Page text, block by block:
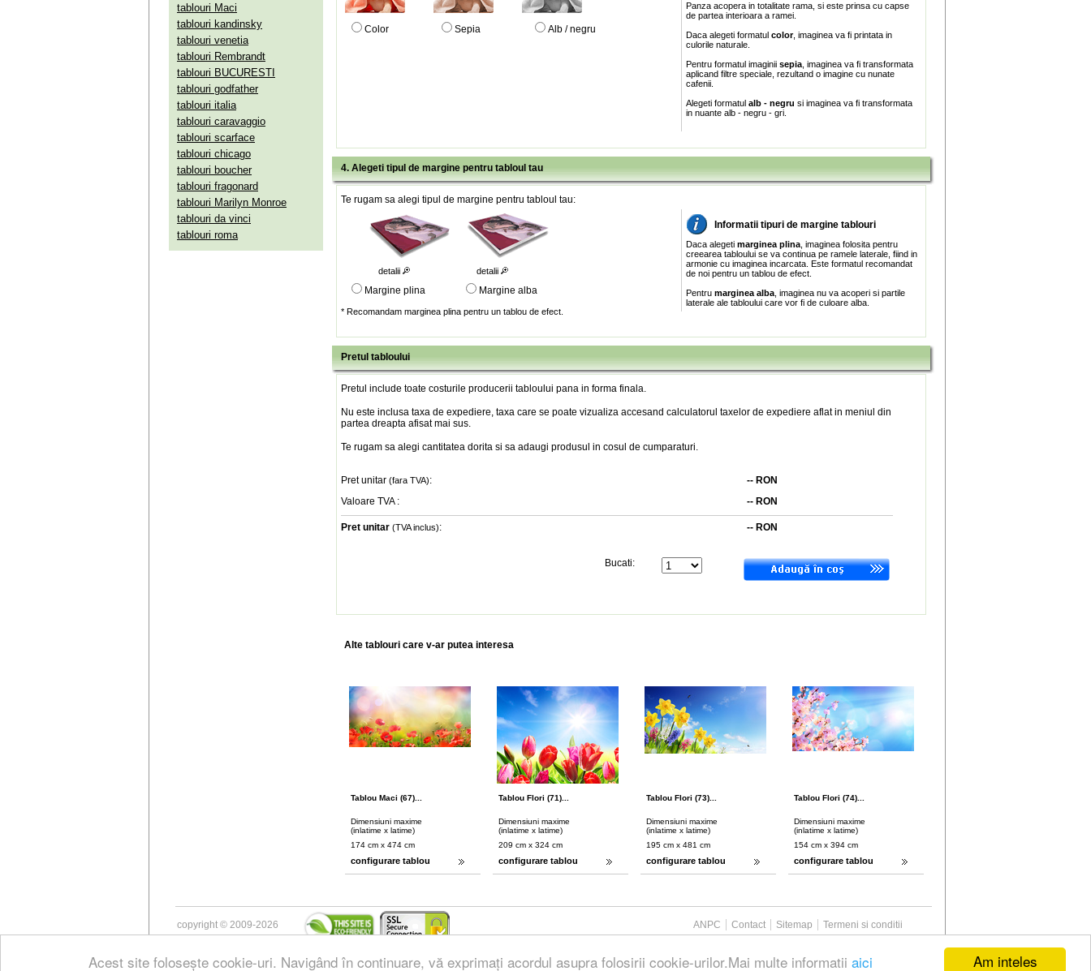
Am inteles
Acest site folosește cookie-uri. Navigând în continuare, vă exprimați acordul asupra folosirii cookie-urilor.Mai multe informatii aici
tablouri Maci
tablouri kandinsky
tablouri venetia
tablouri Rembrandt
tablouri BUCURESTI
tablouri godfather
tablouri italia
tablouri caravaggio
tablouri scarface
tablouri chicago
tablouri boucher
tablouri fragonard
tablouri Marilyn Monroe
tablouri da vinci
tablouri roma
Color Sepia Alb / negru
Panza acopera in totalitate rama, si este prinsa cu capse
de partea interioara a ramei.
Daca alegeti formatul color, imaginea va fi printata in
culorile naturale.
Pentru formatul imaginii sepia , imaginea va fi transformata
aplicand filtre speciale, rezultand o imagine cu nunate
cafenii.
Alegeti formatul alb - negru si imaginea va fi transformata
in nuante alb - negru - gri.
4. Alegeti tipul de margine pentru tabloul tau
Te rugam sa alegi tipul de margine pentru tabloul tau:
detalii detalii
Margine plina Margine alba
* Recomandam marginea plina pentru un tablou de efect.
Informatii tipuri de margine tablouri
Daca alegeti marginea plina , imaginea folosita pentru
creearea tabloului se va continua pe ramele laterale, fiind in
armonie cu imaginea incarcata. Este formatul recomandat
de noi pentru un tablou de efect.
Pentru marginea alba , imaginea nu va acoperi si partile
laterale ale tabloului care vor fi de culoare alba.
Pretul tabloului
Pretul include toate costurile producerii tabloului pana in forma finala.
Nu este inclusa taxa de expediere, taxa care se poate vizualiza accesand calculatorul taxelor de expediere aflat in meniul din
partea dreapta afisat mai sus.
Te rugam sa alegi cantitatea dorita si sa adaugi produsul in cosul de cumparaturi.
Pret unitar (fara TVA): -- RON
Valoare TVA : -- RON
Pret unitar (TVA inclus): -- RON
Bucati:
Alte tablouri care v-ar putea interesa
Tablou Maci (67)...
Dimensiuni maxime
(inlatime x latime)
174 cm x 474 cm
configurare tablou
Tablou Flori (71)...
Dimensiuni maxime
(inlatime x latime)
209 cm x 324 cm
configurare tablou
Tablou Flori (73)...
Dimensiuni maxime
(inlatime x latime)
195 cm x 481 cm
configurare tablou
Tablou Flori (74)...
Dimensiuni maxime
(inlatime x latime)
154 cm x 394 cm
configurare tablou
copyright © 2009-2026 ANPC Contact Sitemap Termeni si conditii
Powered ByWeb Media Bacau